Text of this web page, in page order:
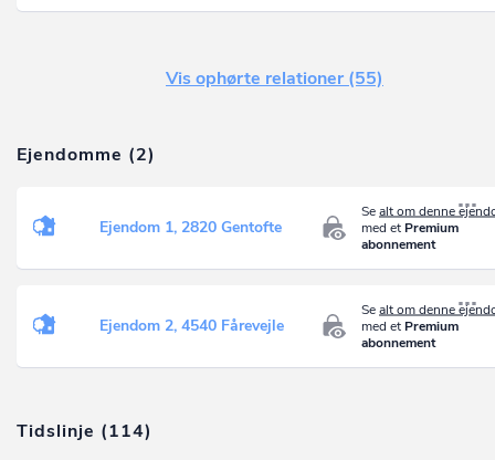
Vis ophørte relationer (55)
Ejendomme (2)
Sealt om denne
med et Premium
abonnement
Ejendom 1, 2820 Gentofte
Sealt om denne
med et Premium
abonnement
Ejendom 2, 4540 Fårevejle
Tidslinje (114)